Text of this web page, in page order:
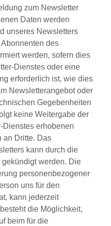
zum Newsletter
Daten werden
unseres Newsletters
des
werden, sofern dies
Dienstes oder eine
erforderlich ist, wie dies
Newsletterangebot oder
Gegebenheiten
keine Weitergabe der
Dienstes erhobenen
an Dritte. Das
kann durch die
werden. Die
personenbezogener
uns für den
kann jederzeit
die Möglichkeit,
beim für die